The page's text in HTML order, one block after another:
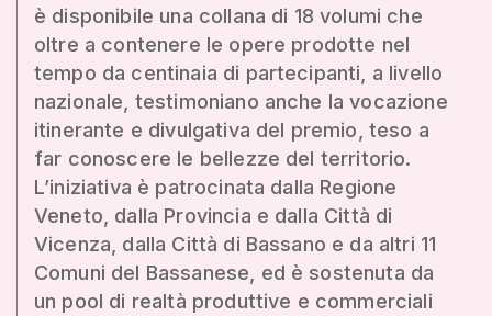
è disponibile una collana di 18 volumi che
oltre a contenere le opere prodotte nel
tempo da centinaia di partecipanti, a livello
nazionale, testimoniano anche la vocazione
itinerante e divulgativa del premio, teso a
far conoscere le bellezze del territorio.
L’iniziativa è patrocinata dalla Regione
Veneto, dalla Provincia e dalla Città di
Vicenza, dalla Città di Bassano e da altri 11
Comuni del Bassanese, ed è sostenuta da
un pool di realtà produttive e commerciali